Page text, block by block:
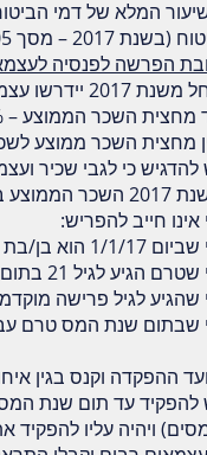
2017 – מסך 5,805 ש"ח לחודש ועד 43,240 ש"ח לחודש).​
הפרשה לפנסיה
עצמאים להפריש לקצבה ולאבטלה את השיעורים הבאים מ"הכנסה חייבת":
מחצית השכר הממוצע – 4.45%
מחצית השכר ממוצע לשכר
להדגיש כי לגבי שכיר
במשק הוא 9,673 ש"ח.
אינו חייב להפריש:
1/17 הוא בן/בת 55 ומעלה
הגיע לגיל 21 בתום שנת המס
לגיל פרישה מוקדמת (60) בתום
שבתום שנת המס טרם
ההפקדה וקנס בגין
להפקיד עד תום שנת